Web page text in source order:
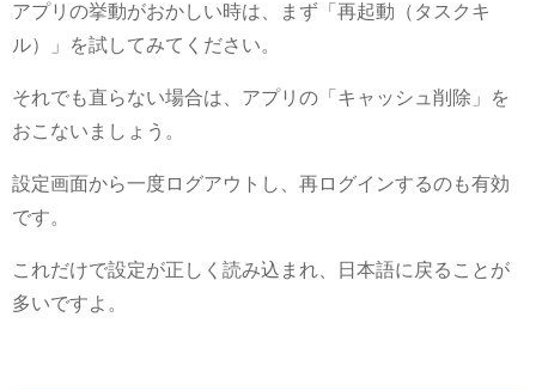
アプリの挙動がおかしい時は、まず「再起動（タスクキ
ル）」を試してみてください。
それでも直らない場合は、アプリの「キャッシュ削除」を
おこないましょう。
設定画面から一度ログアウトし、再ログインするのも有効
です。
これだけで設定が正しく読み込まれ、日本語に戻ることが
多いですよ。